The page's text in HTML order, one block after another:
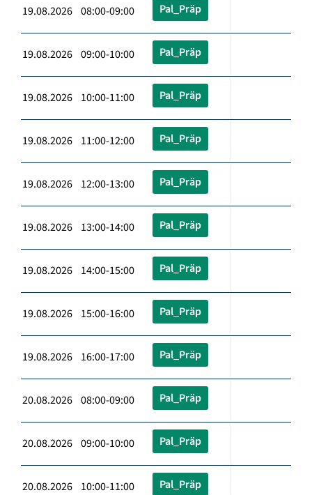
19.08.2026 08:00-09:00 Pal_Präp
19.08.2026 09:00-10:00 Pal_Präp
19.08.2026 10:00-11:00 Pal_Präp
19.08.2026 11:00-12:00 Pal_Präp
19.08.2026 12:00-13:00 Pal_Präp
19.08.2026 13:00-14:00 Pal_Präp
19.08.2026 14:00-15:00 Pal_Präp
19.08.2026 15:00-16:00 Pal_Präp
19.08.2026 16:00-17:00 Pal_Präp
20.08.2026 08:00-09:00 Pal_Präp
20.08.2026 09:00-10:00 Pal_Präp
20.08.2026 10:00-11:00 Pal_Präp